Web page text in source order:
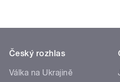
Český rozhlas
Válka na Ukrajině